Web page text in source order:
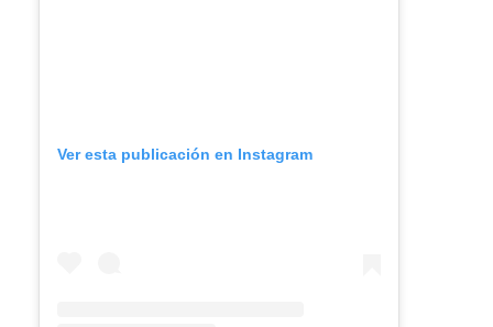
Ver esta publicación en Instagram